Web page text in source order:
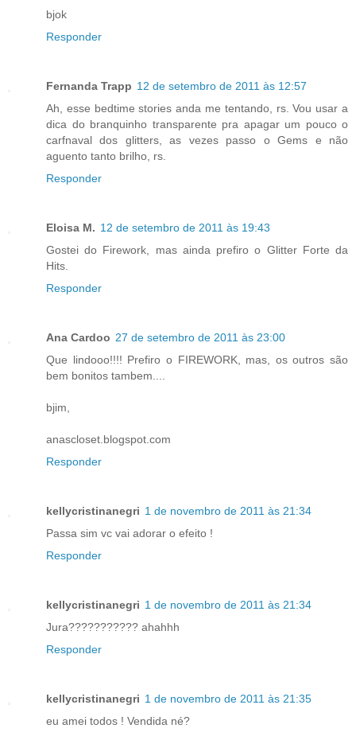
bjok
Responder
Fernanda Trapp 12 de setembro de 2011 às 12:57
Ah, esse bedtime stories anda me tentando, rs. Vou usar a
dica do branquinho transparente pra apagar um pouco o
carfnaval dos glitters, as vezes passo o Gems e não
aguento tanto brilho, rs.
Responder
Eloisa M. 12 de setembro de 2011 às 19:43
Gostei do Firework, mas ainda prefiro o Glitter Forte da
Hits.
Responder
Ana Cardoo 27 de setembro de 2011 às 23:00
Que lindooo!!!! Prefiro o FIREWORK, mas, os outros são
bem bonitos tambem....
bjim,
anascloset.blogspot.com
Responder
kellycristinanegri 1 de novembro de 2011 às 21:34
Passa sim vc vai adorar o efeito !
Responder
kellycristinanegri 1 de novembro de 2011 às 21:34
Jura??????????? ahahhh
Responder
kellycristinanegri 1 de novembro de 2011 às 21:35
eu amei todos ! Vendida né?